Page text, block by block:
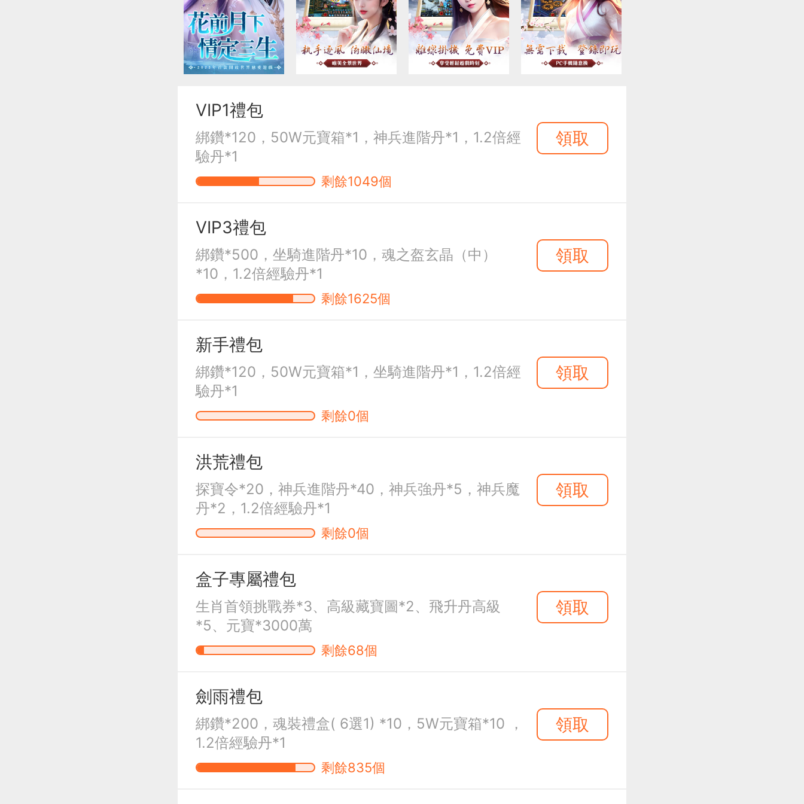
VIP1禮包
綁鑽*120，50W元寶箱*1，神兵進階丹*1，1.2倍經
驗丹*1
剩餘1049個
領取
VIP3禮包
綁鑽*500，坐騎進階丹*10，魂之盔玄晶（中）
*10，1.2倍經驗丹*1
剩餘1625個
領取
新手禮包
綁鑽*120，50W元寶箱*1，坐騎進階丹*1，1.2倍經
驗丹*1
剩餘0個
領取
洪荒禮包
探寶令*20，神兵進階丹*40，神兵強丹*5，神兵魔
丹*2，1.2倍經驗丹*1
剩餘0個
領取
盒子專屬禮包
生肖首領挑戰券*3、高級藏寶圖*2、飛升丹高級
*5、元寶*3000萬
剩餘68個
領取
劍雨禮包
綁鑽*200，魂裝禮盒( 6選1) *10，5W元寶箱*10 ，
1.2倍經驗丹*1
剩餘835個
領取